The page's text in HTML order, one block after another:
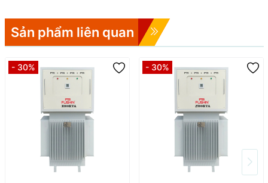
Sản phẩm liên quan
- 30% - 30%